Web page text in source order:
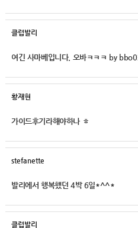
클럽발리
여긴 사마베입니다. 오바ㅋㅋㅋ by
황재현
가이드후기라해야하나 ㅎ
stefanette
발리에서 행복했던 4박 6일*^^*
클럽발리